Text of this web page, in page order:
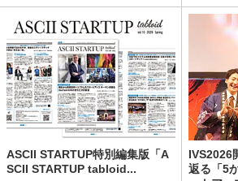
ASCII STARTUP特別編集版「A
SCII STARTUP tabloid...
IVS2026
返る「5